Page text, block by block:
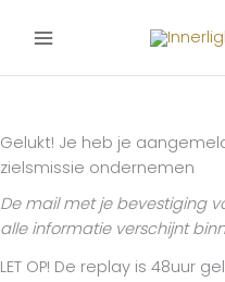
naar
Gelukt! Je heb je
zielsmissie ondernemen
De mail met je bevestiging
alle informatie verschijnt
LET OP! De replay is 48uur